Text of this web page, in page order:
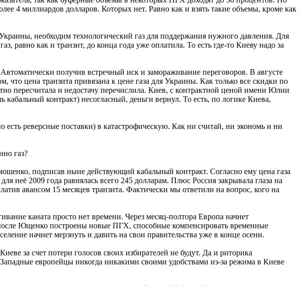
4 миллиардов долларов. Которых нет. Равно как и взять такие объемы, кроме как
необходим технологический газ для поддержания нужного давления. Для
равно как и транзит, до конца года уже оплатила. То есть где-то Киеву надо за
получив встречный иск и замораживание переговоров. В августе
цена транзита привязана к цене газа для Украины. Как только все скидки по
пересчитала и недостачу перечислила. Киев, с контрактной ценой имени Юлии
контракт) несогласный, деньги вернул. То есть, по логике Киева,
реверсные поставки) в катастрофическую. Как ни считай, ни экономь и ни
газ?
подписав ныне действующий кабальный контракт. Согласно ему цена газа
неё 2009 года равнялась всего 245 долларам. Плюс Россия закрывала глаза на
авансом 15 месяцев транзита. Фактически мы ответили на вопрос, кого на
каната просто нет времени. Через месяц-полтора Европа начнет
Ющенко построены новые ПГХ, способные компенсировать временные
начнет мерзнуть и давить на свои правительства уже в конце осени.
за счет потери голосов своих избирателей не будут. Да и риторика
европейцы никогда никакими своими удобствами из-за режима в Киеве